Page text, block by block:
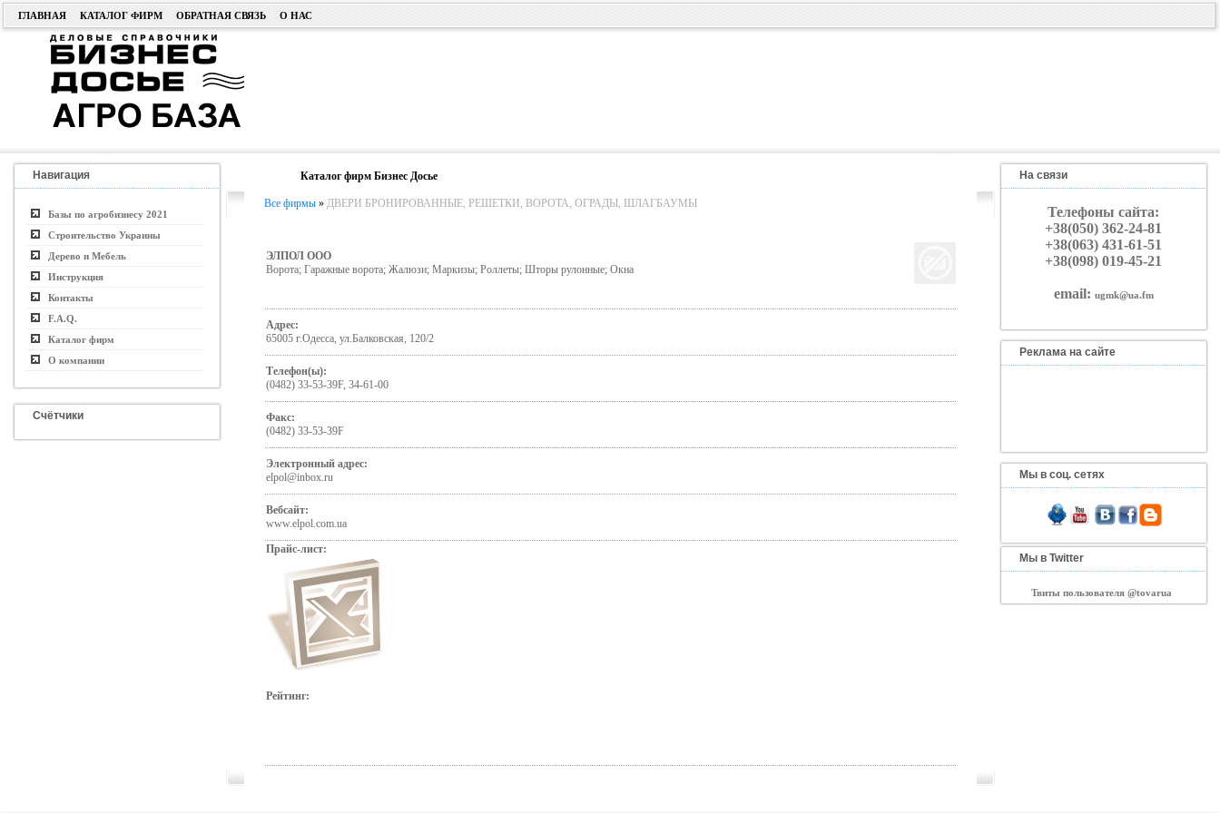
ГЛАВНАЯ КАТАЛОГ ФИРМ ОБРАТНАЯ СВЯЗЬ О НАС
Навигация
Базы по агробизнесу 2021
Строительство Украины
Дерево и Мебель
Инструкция
Контакты
F.A.Q.
Каталог фирм
О компании
Счётчики
Каталог фирм Бизнес Досье
Все фирмы» ДВЕРИ БРОНИРОВАННЫЕ, РЕШЕТКИ, ВОРОТА, ОГРАДЫ, ШЛАГБАУМЫ
ЭЛПОЛ ООО
Ворота; Гаражные ворота; Жалюзи; Маркизы; Роллеты; Шторы рулонные; Окна
Адрес:
65005 г.Одесса, ул.Балковская, 120/2
Телефон(ы):
(0482) 33-53-39F, 34-61-00
Факс:
(0482) 33-53-39F
Электронный адрес:
elpol@inbox.ru
Вебсайт:
www.elpol.com.ua
Прайс-лист:
Рейтинг:
На связи
Телефоны сайта:
+38(050) 362-24-81
+38(063) 431-61-51
+38(098) 019-45-21
email: ugmk@ua.fm
Реклама на сайте
Мы в соц. сетях
Мы в Twitter
Твиты пользователя @tovarua